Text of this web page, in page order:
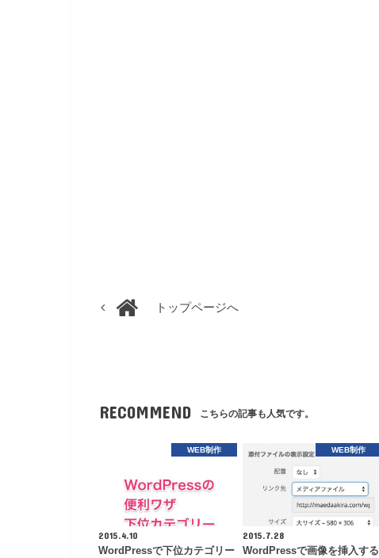
トップページへ
RECOMMEND こちらの記事も人気です。
WEB制作
2015.4.10
WordPressで下位カテゴリー
WEB制作
2015.7.28
WordPressで画像を挿入する